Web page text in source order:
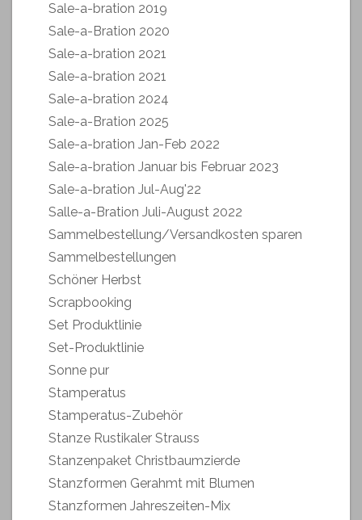
Sale-a-bration 2019
Sale-a-Bration 2020
Sale-a-bration 2021
Sale-a-bration 2021
Sale-a-bration 2024
Sale-a-Bration 2025
Sale-a-bration Jan-Feb 2022
Sale-a-bration Januar bis Februar 2023
Sale-a-bration Jul-Aug'22
Salle-a-Bration Juli-August 2022
Sammelbestellung/Versandkosten sparen
Sammelbestellungen
Schöner Herbst
Scrapbooking
Set Produktlinie
Set-Produktlinie
Sonne pur
Stamperatus
Stamperatus-Zubehör
Stanze Rustikaler Strauss
Stanzenpaket Christbaumzierde
Stanzformen Gerahmt mit Blumen
Stanzformen Jahreszeiten-Mix